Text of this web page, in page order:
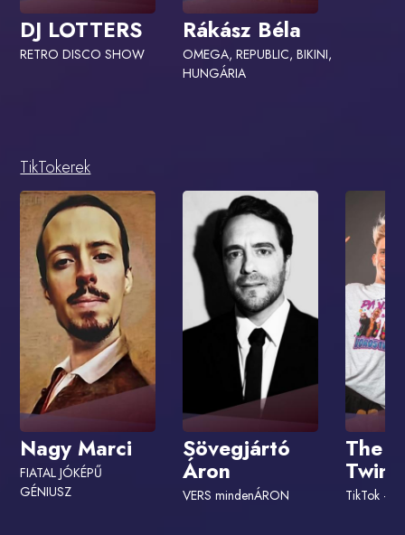
DJ LOTTERS
RETRO DISCO SHOW
Rákász Béla
OMEGA, REPUBLIC, BIKINI,
HUNGÁRIA
TikTokerek
Nagy Marci
FIATAL JÓKÉPŰ
GÉNIUSZ
Sövegjártó
Áron
VERS mindenÁRON
The
Twins
TikTok -